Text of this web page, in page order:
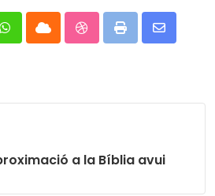
WhatsappCloud StumbleUpon
Print
Share
a la Bíblia avui